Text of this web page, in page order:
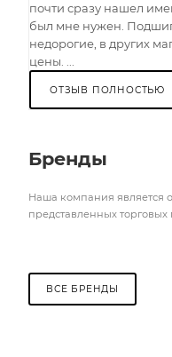
почти сразу нашел
был мне нужен.
недорогие, в других
цены. ...
ОТЗЫВ ПОЛНОСТЬЮ
Бренды
Наша компания является
представленных торговых
ВСЕ БРЕНДЫ